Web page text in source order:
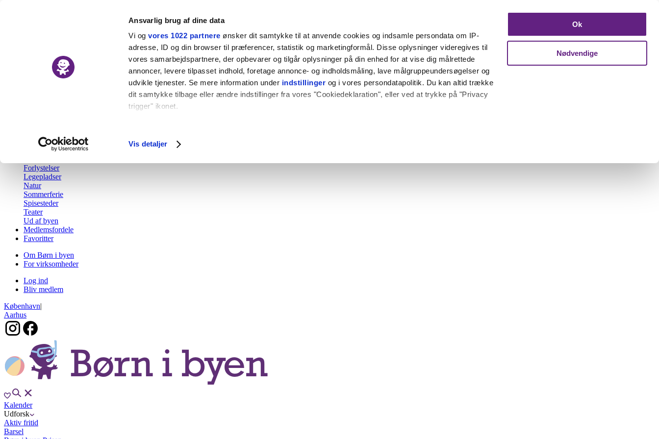
Ansvarlig brug af dine data
Vi ogvores 1022 partnere ønsker dit samtykke til at anvende cookies og indsamle persondata om IP-
adresse, ID og din browser til præferencer, statistik og marketingformål. Disse oplysninger videregives til
vores samarbejdspartnere, der opbevarer og tilgår oplysninger på din enhed for at vise dig målrettede
annoncer, levere tilpasset indhold, foretage annonce- og indholdsmåling, lave målgruppeundersøgelser og
udvikle tjenester. Se mere information under indstillinger og i vores persondatapolitik. Du kan altid trække
dit samtykke tilbage eller ændre indstillinger fra vores "Cookiedeklaration", eller ved at trykke på "Privacy
trigger" ikonet.
Indsamle præcise oplysninger om din placering, der kan være nøjagtig inden for få meter
Vis detaljer
Ok
Nødvendige
Børn i byen Prisen
Børnefødselsdag
Forlystelser
Legepladser
Natur
Sommerferie
Spisesteder
Teater
Ud af byen
Medlemsfordele
Favoritter
Om Børn i byen
For virksomheder
Log ind
Bliv medlem
København|
Aarhus
Kalender
Udforsk
Aktiv fritid
Barsel